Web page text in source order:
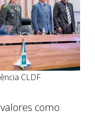
CLDF
como